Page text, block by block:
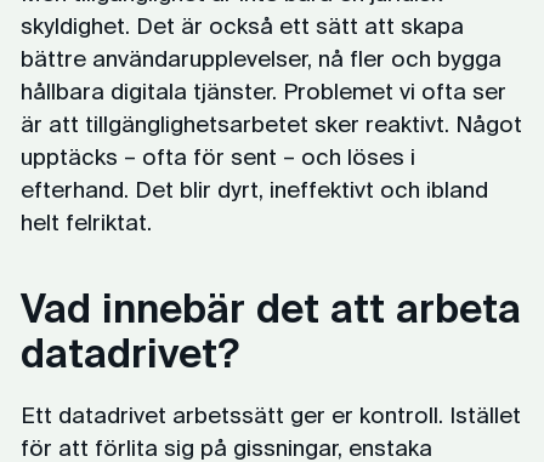
skyldighet. Det är också ett sätt att skapa
bättre användarupplevelser, nå fler och bygga
hållbara digitala tjänster. Problemet vi ofta ser
är att tillgänglighetsarbetet sker reaktivt. Något
upptäcks – ofta för sent – och löses i
efterhand. Det blir dyrt, ineffektivt och ibland
helt felriktat.
Vad innebär det att arbeta
datadrivet?
Ett datadrivet arbetssätt ger er kontroll. Istället
för att förlita sig på gissningar, enstaka